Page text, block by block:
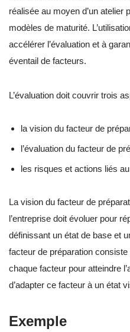
réalisée au moyen d’un atelier
modèles de maturité.
accélérer l’évaluation et à
éventail de facteurs.
L’évaluation doit couvrir trois
la vision du facteur de
l’évaluation du facteur de
les risques et actions liés
La vision du facteur de
l’entreprise doit évoluer pour
définissant un état de base et
facteur de préparation
chaque facteur pour atteindre
d’adapter ce facteur à un état
Exemple